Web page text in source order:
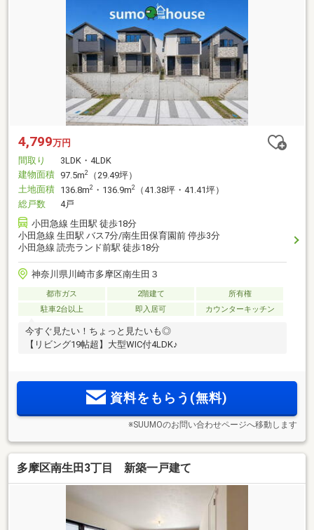
4,799万円
間取り
3LDK・4LDK
建物面積 97.5m2
（29.49坪）
土地面積 136.8m2 ・136.9m2
（41.38坪・41.41坪）
総戸数
4戸
小田急線 生田駅 徒歩18分
小田急線 生田駅 バス7分/南生田保育園前 停歩3分
小田急線 読売ランド前駅 徒歩18分
神奈川県川崎市多摩区南生田３
都市ガス 2階建て
所有権
駐車2台以上
即入居可 カウンターキッチン
今すぐ見たい！ちょっと見たいも◎
【リビング19帖超】大型WIC付4LDK♪
資料をもらう(無料)
※SUUMOのお問い合わせページへ移動します
多摩区南生田3丁目 新築一戸建て